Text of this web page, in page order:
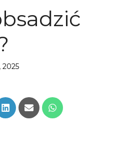
2025
Share
on
Share
on
Share
on